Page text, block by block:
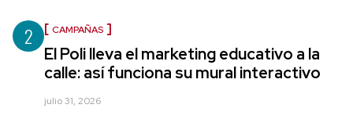
2 CAMPAÑAS
El Poli lleva el marketing educativo a la
calle: así funciona su mural interactivo
julio 31, 2026